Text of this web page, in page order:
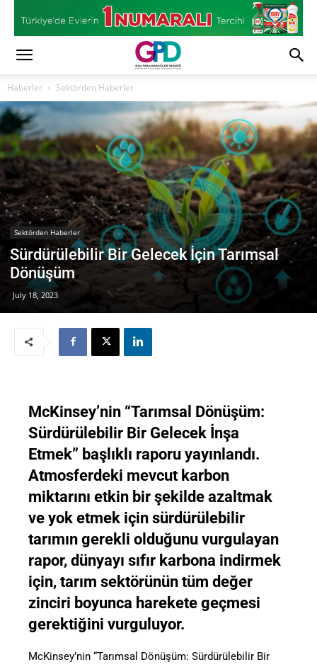
Haberler Sektörden Haberler
Sektörden Haberler
Sürdürülebilir Bir Gelecek İçin Tarımsal
Dönüşüm
July 18, 2023
McKinsey’nin “Tarımsal Dönüşüm:
Sürdürülebilir Bir Gelecek İnşa
Etmek” başlıklı raporu yayınlandı.
Atmosferdeki mevcut karbon
miktarını etkin bir şekilde azaltmak
ve yok etmek için sürdürülebilir
tarımın gerekli olduğunu vurgulayan
rapor, dünyayı sıfır karbona indirmek
için, tarım sektörünün tüm değer
zinciri boyunca harekete geçmesi
gerektiğini vurguluyor.
McKinsey’nin “Tarımsal Dönüşüm: Sürdürülebilir Bir